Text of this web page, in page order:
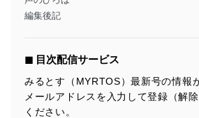
編集後記
◼︎ 目次配信サービス
みるとす（MYRTOS）最新号の情報
メールアドレスを入力して登録（解
ください。